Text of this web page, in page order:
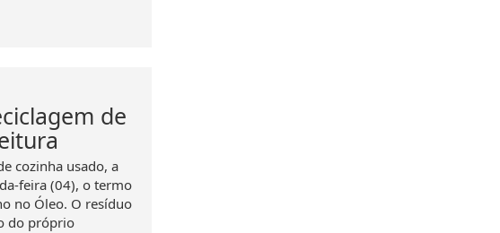
de
cozinha usado, a
feira (04), o termo
no Óleo. O resíduo
do próprio